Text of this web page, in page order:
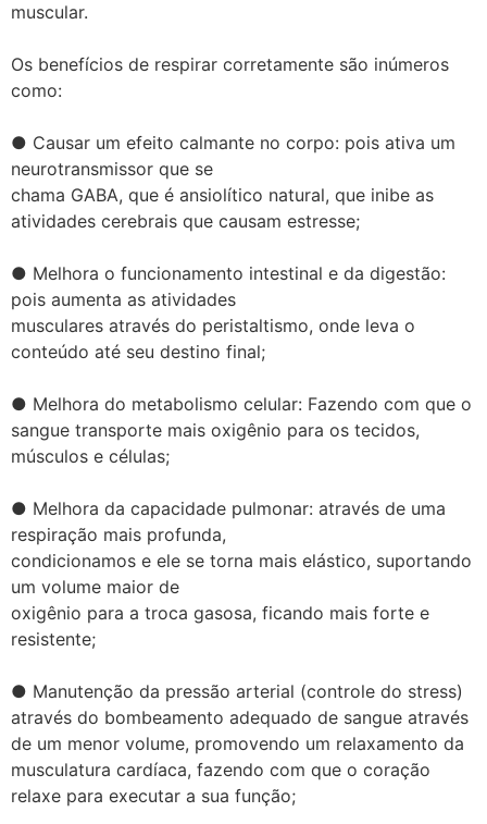
muscular.
Os benefícios de respirar corretamente são inúmeros
como:
● Causar um efeito calmante no corpo: pois ativa um
neurotransmissor que se
chama GABA, que é ansiolítico natural, que inibe as
atividades cerebrais que causam estresse;
● Melhora o funcionamento intestinal e da digestão:
pois aumenta as atividades
musculares através do peristaltismo, onde leva o
conteúdo até seu destino final;
● Melhora do metabolismo celular: Fazendo com que o
sangue transporte mais oxigênio para os tecidos,
músculos e células;
● Melhora da capacidade pulmonar: através de uma
respiração mais profunda,
condicionamos e ele se torna mais elástico, suportando
um volume maior de
oxigênio para a troca gasosa, ficando mais forte e
resistente;
● Manutenção da pressão arterial (controle do stress)
através do bombeamento adequado de sangue através
de um menor volume, promovendo um relaxamento da
musculatura cardíaca, fazendo com que o coração
relaxe para executar a sua função;